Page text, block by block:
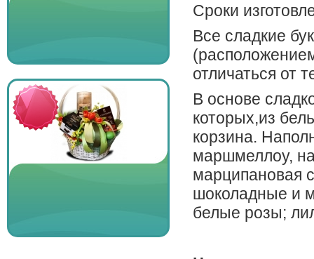
Сроки
Все сладкие
отличаться от
В основе
которых,из
корзина.
маршмеллоу,
марципановая
шоколадные и
белые розы;